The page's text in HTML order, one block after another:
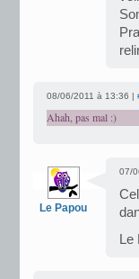
08/06/2011 à 13:36 |
Ahah, pas mal :)
Le Papou
07/